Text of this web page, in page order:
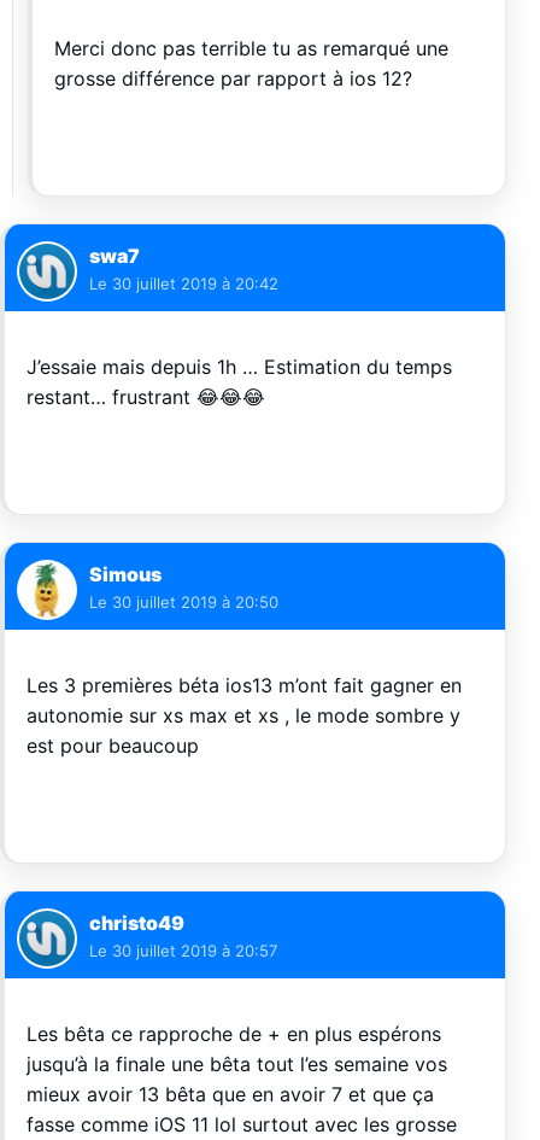
Merci donc pas terrible tu as remarqué une
grosse différence par rapport à ios 12?
swa7
Le 30 juillet 2019 à 20:42
J’essaie mais depuis 1h … Estimation du temps
restant… frustrant 😂😂😂
Simous
Le 30 juillet 2019 à 20:50
Les 3 premières béta ios13 m’ont fait gagner en
autonomie sur xs max et xs , le mode sombre y
est pour beaucoup
christo49
Le 30 juillet 2019 à 20:57
Les bêta ce rapproche de + en plus espérons
jusqu’à la finale une bêta tout l’es semaine vos
mieux avoir 13 bêta que en avoir 7 et que ça
fasse comme iOS 11 lol surtout avec les grosse